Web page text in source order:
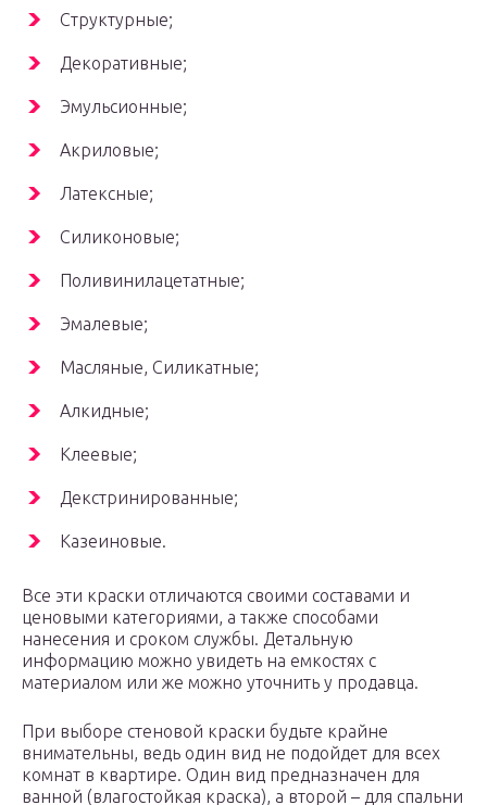
Структурные;
Декоративные;
Эмульсионные;
Акриловые;
Латексные;
Силиконовые;
Поливинилацетатные;
Эмалевые;
Масляные, Силикатные;
Алкидные;
Клеевые;
Декстринированные;
Казеиновые.
Все эти краски отличаются своими составами и
ценовыми категориями, а также способами
нанесения и сроком службы. Детальную
информацию можно увидеть на емкостях с
материалом или же можно уточнить у продавца.
При выборе стеновой краски будьте крайне
внимательны, ведь один вид не подойдет для всех
комнат в квартире. Один вид предназначен для
ванной (влагостойкая краска), а второй – для спальни